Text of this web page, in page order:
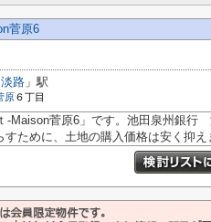
菅原6
淡路 」駅
原 ６丁目
-Maison菅原6」です。池田泉州銀行
すために、土地の購入価格は安く抑え